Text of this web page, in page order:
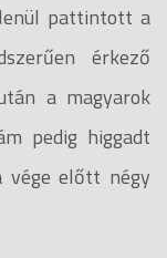
pattintott a
érkező
a magyarok
pedig higgadt
vége előtt négy